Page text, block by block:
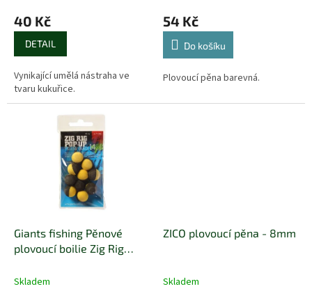
40 Kč
DETAIL
Vynikající umělá nástraha ve
tvaru kukuřice.
54 Kč
Do košíku
Plovoucí pěna barevná.
Giants fishing Pěnové
plovoucí boilie Zig Rig
10mm,10ks
Skladem
ZICO plovoucí pěna - 8mm
Skladem